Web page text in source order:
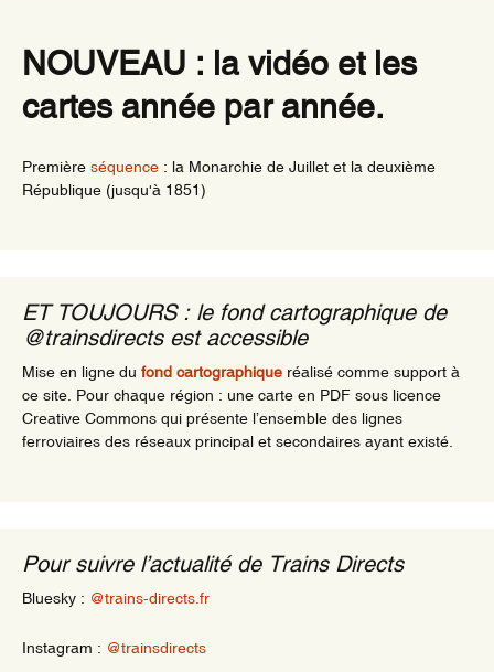
NOUVEAU : la vidéo et les
cartes année par année.
Première séquence : la Monarchie de Juillet et la deuxième
République (jusqu'à 1851)
ET TOUJOURS : le fond cartographique de
@trainsdirects est accessible
Mise en ligne du fond cartographique réalisé comme support à
ce site. Pour chaque région : une carte en PDF sous licence
Creative Commons qui présente l’ensemble des lignes
ferroviaires des réseaux principal et secondaires ayant existé.
Pour suivre l’actualité de Trains Directs
Bluesky : @trains-directs.fr
Instagram : @trainsdirects